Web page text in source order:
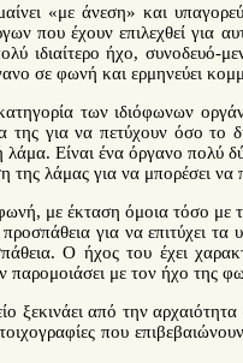
«με άνεση» και
που έχουν επιλεχθεί για
ιδιαίτερο ήχο,
σε φωνή και ερμηνεύει
των ιδιόφωνων
για να πετύχουν όσο το
λάμα. Είναι ένα όργανο πολύ
της λάμας για να μπορέσει να
φωνή, με έκταση όμοια τόσο
για να επιτύχει
Ο ήχος του έχει
παρομοιάσει με τον ήχο της
ξεκινάει από την
που